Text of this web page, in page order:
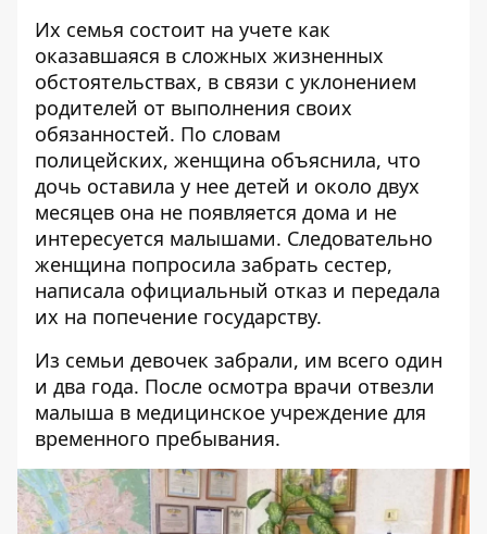
Их семья состоит на учете как
оказавшаяся в сложных жизненных
обстоятельствах, в связи с уклонением
родителей от выполнения своих
обязанностей. По словам
полицейских, женщина объяснила, что
дочь оставила у нее детей и около двух
месяцев она не появляется дома и не
интересуется малышами. Следовательно
женщина попросила забрать сестер,
написала официальный отказ и передала
их на попечение государству.
Из семьи девочек забрали, им всего один
и два года. После осмотра врачи отвезли
малыша в медицинское учреждение для
временного пребывания.